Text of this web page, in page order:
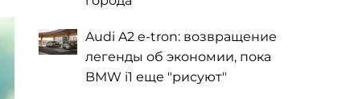
Audi A2 e-tron: возвращение
легенды об экономии, пока
BMW i1 еще "рисуют"